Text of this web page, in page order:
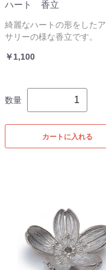
ハート 香立
綺麗なハートの形をした
サリーの様な香立です。
￥1,100
数量
カートに入れる